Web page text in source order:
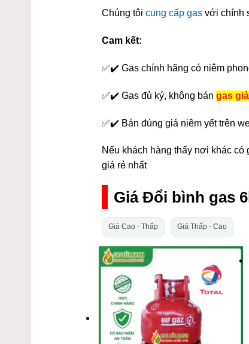
Chúng tôicung cấp gas với chính
Cam kết:
✅✔️ Gas chính hãng có niêm
✅✔️ Gas đủ ký, không bángas giả
✅✔️ Bán đúng giá niêm yết trên
Nếu khách hàng thấy nơi khác
giá rẻ nhất
Giá Đổi bình gas
Giá Cao - Thấp Giá Thấp - Cao